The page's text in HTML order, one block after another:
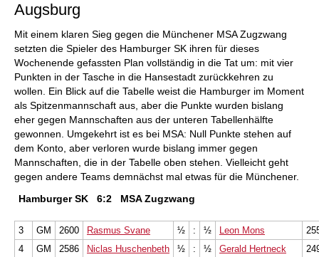
Augsburg
Mit einem klaren Sieg gegen die Münchener MSA Zugzwang
setzten die Spieler des Hamburger SK ihren für dieses
Wochenende gefassten Plan vollständig in die Tat um: mit vier
Punkten in der Tasche in die Hansestadt zurückkehren zu
wollen. Ein Blick auf die Tabelle weist die Hamburger im Moment
als Spitzenmannschaft aus, aber die Punkte wurden bislang
eher gegen Mannschaften aus der unteren Tabellenhälfte
gewonnen. Umgekehrt ist es bei MSA: Null Punkte stehen auf
dem Konto, aber verloren wurde bislang immer gegen
Mannschaften, die in der Tabelle oben stehen. Vielleicht geht
gegen andere Teams demnächst mal etwas für die Münchener.
Hamburger SK
6:2 MSA Zugzwang
3 GM 2600 Rasmus Svane ½ : ½ Leon Mons
4
GM 2586 Niclas Huschenbeth ½ : ½ Gerald Hertneck